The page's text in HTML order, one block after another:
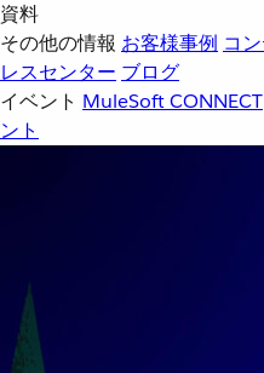
資料
その他の情報 お客様事例 コ
レスセンター ブログ
イベント MuleSoft CONNECT
ント